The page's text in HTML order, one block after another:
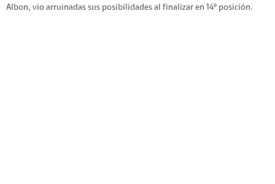
Albon, vio arruinadas sus posibilidades al finalizar en 14º posición.